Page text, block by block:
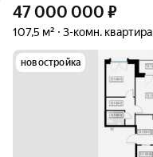
47 000 000 ₽
107,5 м² 3-комн. квартира
новостройка